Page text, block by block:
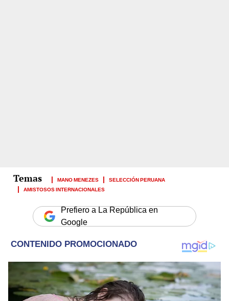
MANO MENEZES
SELECCIÓN PERUANA
AMISTOSOS INTERNACIONALES
Prefiero a La República en
Google